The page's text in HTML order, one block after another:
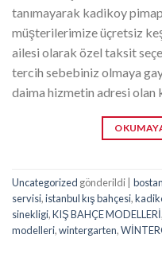
tanımayarak kadikoy
müşterilerimize üçretsiz
ailesi olarak özel taksit
tercih sebebiniz olmaya
daima hizmetin adresi
Uncategorized gönderildi
servisi,istanbul kış bahçesi,
sinekligi,KIŞ BAHÇE MODELLERİ,
modelleri,wintergarten,